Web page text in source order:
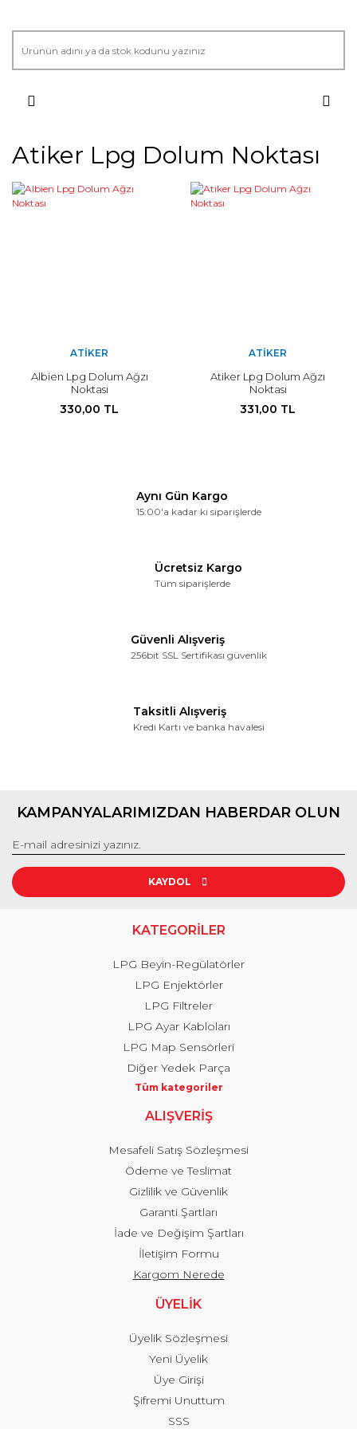
Atiker Lpg Dolum Noktası
ATIKER
Albien Lpg Dolum Ağzı
Noktası
330,00 TL
ATIKER
Atiker Lpg Dolum Ağzı
Noktası
331,00 TL
Aynı Gün Kargo
15:00'a kadar ki siparişlerde
Ücretsiz Kargo
Tüm siparişlerde
Güvenli Alışveriş
256bit SSL Sertifikası güvenlik
Taksitli Alışveriş
Kredi Kartı ve banka havalesi
KAMPANYALARIMIZDAN HABERDAR OLUN
KAYDOL
KATEGORİLER
LPG Beyin-Regülatörler
LPG Enjektörler
LPG Filtreler
LPG Ayar Kabloları
LPG Map Sensörleri
Diğer Yedek Parça
Tüm kategoriler
ALIŞVERİŞ
Mesafeli Satış Sözleşmesi
Ödeme ve Teslimat
Gizlilik ve Güvenlik
Garanti Şartları
İade ve Değişim Şartları
İletişim Formu
Kargom Nerede
ÜYELİK
Üyelik Sözleşmesi
Yeni Üyelik
Üye Girişi
Şifremi Unuttum
SSS